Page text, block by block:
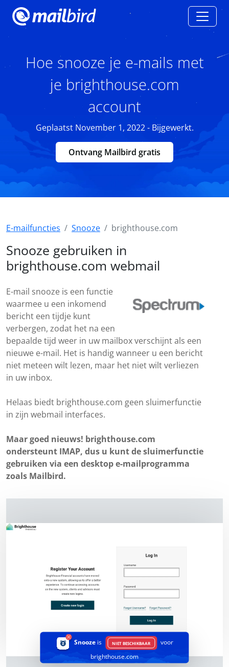
Hoe snooze je e-mails met
je brighthouse.com
account
Geplaatst November 1, 2022 - Bijgewerkt.
Ontvang Mailbird gratis
E-mailfuncties Snooze brighthouse.com
Snooze gebruiken in
brighthouse.com webmail
E-mail snooze is een functie
waarmee u een inkomend
bericht een tijdje kunt
verbergen, zodat het na een
bepaalde tijd weer in uw mailbox verschijnt als een
nieuwe e-mail. Het is handig wanneer u een bericht
niet meteen wilt lezen, maar het niet wilt verliezen
in uw inbox.
Helaas biedt brighthouse.com geen sluimerfunctie
in zijn webmail interfaces.
Maar goed nieuws! brighthouse.com
ondersteunt IMAP, dus u kunt de sluimerfunctie
gebruiken via een desktop e-mailprogramma
zoals Mailbird.
Snooze is NIET BESCHIKBAAR
voor
brighthouse.com